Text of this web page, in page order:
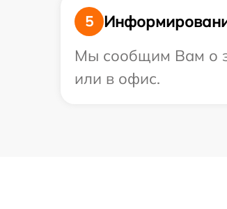
5
Мы сообщим Вам о
или в офис.